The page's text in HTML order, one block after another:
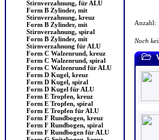
Stirnverzahnung, für ALU
Form B Zylinder, mit
Stirnverzahnung, kreuz
Form B Zylinder, mit
Stirnverzahnung, spiral
Form B Zylinder, mit
Stirnverzahnung für ALU
Form C Walzenrund, kreuz
Form C Walzenrund, spiral
Form C Walzenrund für ALU
Form D Kugel, kreuz
Form D Kugel, spiral
Form D Kugel für ALU
Form E Tropfen, kreuz
Form E Tropfen, spiral
Form E Tropfen für ALU
Form F Rundbogen, kreuz
Form F Rundbogen, spiral
Form F Rundbogen für ALU
Anzahl:
Noch